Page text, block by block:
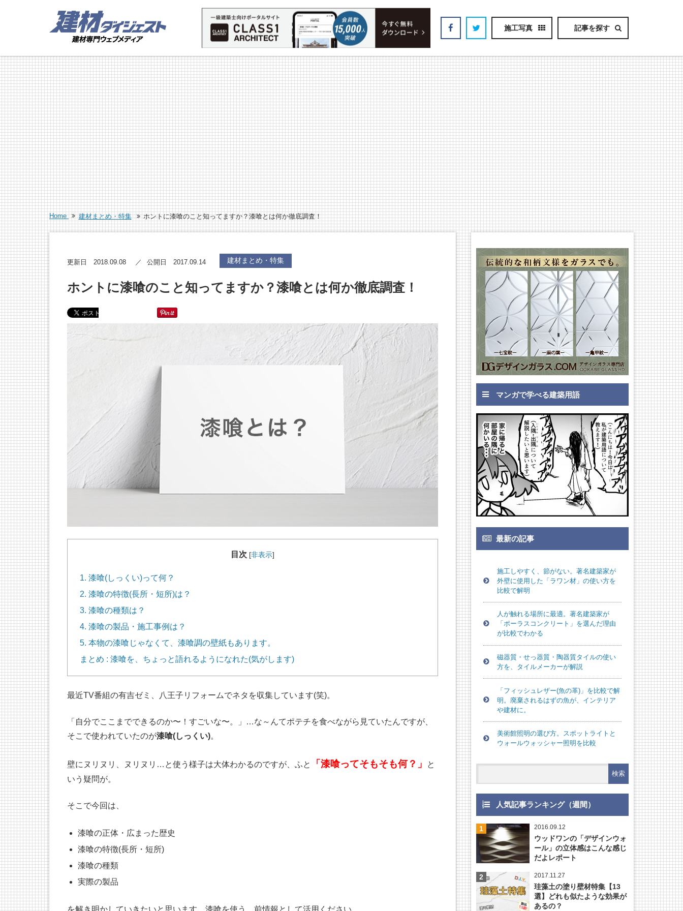
施工写真 記事を探す
Home 建材まとめ・特集 ホントに漆喰のこと知ってますか？漆喰とは何か徹底調査！
更新日 2018.09.08 公開日 2017.09.14 建材まとめ・特集
ホントに漆喰のこと知ってますか？漆喰とは何か徹底調査！
目次 [非表示]
1. 漆喰(しっくい)って何？
2. 漆喰の特徴(長所・短所)は？
3. 漆喰の種類は？
4. 漆喰の製品・施工事例は？
5. 本物の漆喰じゃなくて、漆喰調の壁紙もあります。
まとめ : 漆喰を、ちょっと語れるようになれた(気がします)
最近TV番組の有吉ゼミ、八王子リフォームでネタを収集しています(笑)。
「自分でここまでできるのか〜！すごいな〜。」…な～んてポテチを食べながら見ていたんですが、
そこで使われていたのが漆喰(しっくい)。
壁にヌリヌリ、ヌリヌリ…と使う様子は大体わかるのですが、ふと 「漆喰ってそもそも何？」
と
いう疑問が。
そこで今回は、
漆喰の正体・広まった歴史
漆喰の特徴(長所・短所)
漆喰の種類
実際の製品
を解き明かしていきたいと思います。漆喰を使う、前情報として活用ください。
マンガで学べる建築用語
最新の記事
施工しやすく、節がない。著名建築家が
外壁に使用した「ラワン材」の使い方を
比較で解明
人が触れる場所に最適。著名建築家が
「ポーラスコンクリート」を選んだ理由
が比較でわかる
磁器質・せっ器質・陶器質タイルの使い
方を、タイルメーカーが解説
「フィッシュレザー(魚の革)」を比較で解
明。廃棄されるはずの魚が、インテリア
や建材に。
美術館照明の選び方。スポットライトと
ウォールウォッシャー照明を比較
人気記事ランキング（週間）
2016.09.12
ウッドワンの「デザインウォ
ール」の立体感はこんな感じ
だよレポート
2017.11.27
珪藻土の塗り壁材特集【13
選】どれも似たような効果が
あるの？